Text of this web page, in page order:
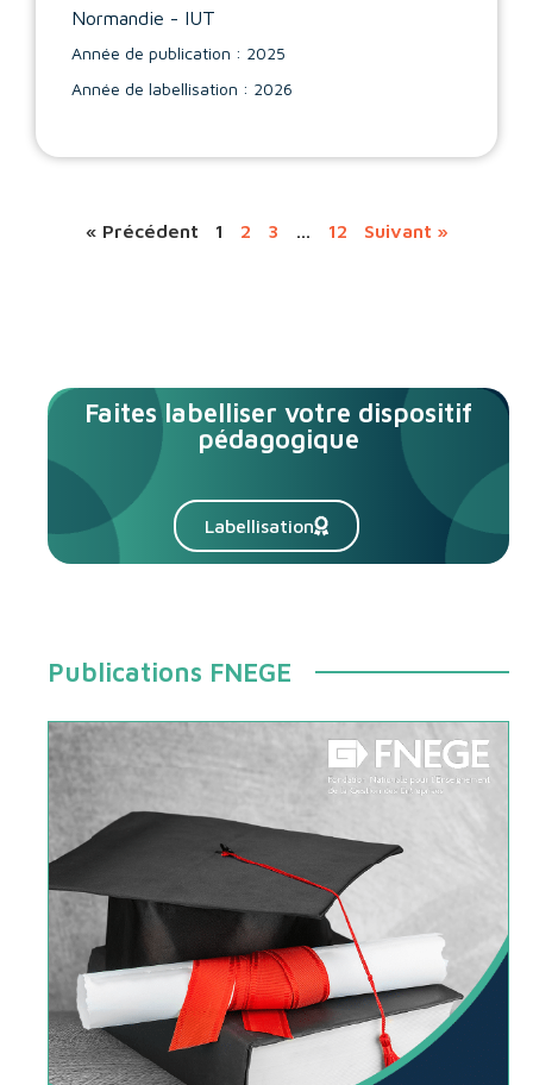
Normandie - IUT
Année de publication : 2025
Année de labellisation : 2026
« Précédent 1 2 3 … 12 Suivant »
Faites labelliser votre dispositif
pédagogique
Labellisation
Publications FNEGE